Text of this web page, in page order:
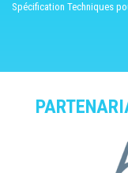
Spécification Techniques